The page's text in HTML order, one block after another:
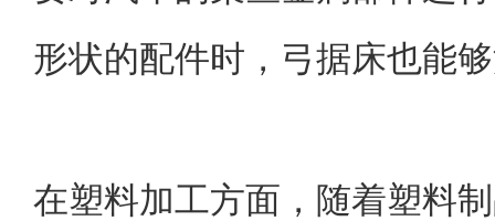
形状的配件时，弓据床也能
在塑料加工方面，随着塑料